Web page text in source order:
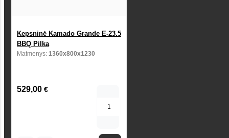
Kepsninė Kamado Grande E-23.5
BBQ Pilka
Matmenys: 1360x800x1230
529,00 €